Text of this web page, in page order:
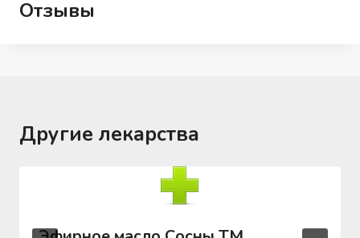
Отзывы
Другие лекарства